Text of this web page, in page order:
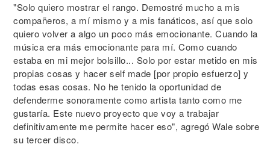
"Solo quiero mostrar el rango. Demostré mucho a mis
compañeros, a mí mismo y a mis fanáticos, así que solo
quiero volver a algo un poco más emocionante. Cuando la
música era más emocionante para mí. Como cuando
estaba en mi mejor bolsillo... Solo por estar metido en mis
propias cosas y hacer self made [por propio esfuerzo] y
todas esas cosas. No he tenido la oportunidad de
defenderme sonoramente como artista tanto como me
gustaría. Este nuevo proyecto que voy a trabajar
definitivamente me permite hacer eso", agregó Wale sobre
su tercer disco.